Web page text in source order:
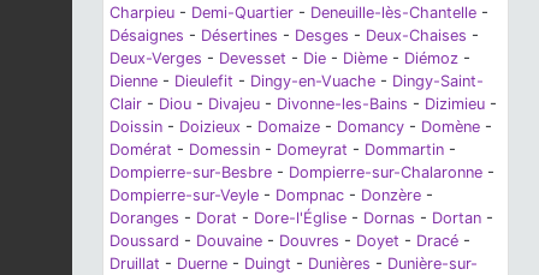
Charpieu - Demi-Quartier - Deneuille-lès-Chantelle -
Désaignes - Désertines - Desges - Deux-Chaises -
Deux-Verges - Devesset - Die - Dième - Diémoz -
Dienne - Dieulefit - Dingy-en-Vuache - Dingy-Saint-
Clair - Diou - Divajeu - Divonne-les-Bains - Dizimieu -
Doissin - Doizieux - Domaize - Domancy - Domène -
Domérat - Domessin - Domeyrat - Dommartin -
Dompierre-sur-Besbre - Dompierre-sur-Chalaronne -
Dompierre-sur-Veyle - Dompnac - Donzère -
Doranges - Dorat - Dore-l'Église - Dornas - Dortan -
Doussard - Douvaine - Douvres - Doyet - Dracé -
Druillat - Duerne - Duingt - Dunières - Dunière-sur-